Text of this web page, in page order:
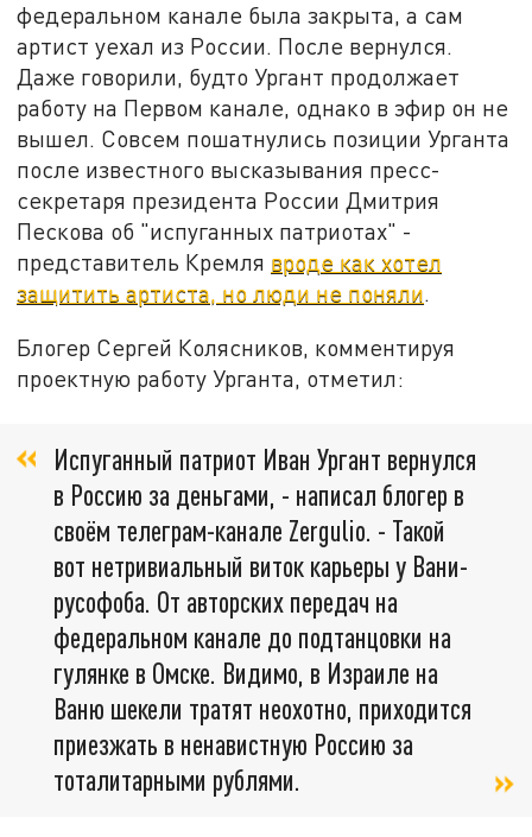
федеральном канале была закрыта, а сам
артист уехал из России. После вернулся.
Даже говорили, будто Ургант продолжает
работу на Первом канале, однако в эфир он не
вышел. Совсем пошатнулись позиции Урганта
после известного высказывания пресс-
секретаря президента России Дмитрия
Пескова об "испуганных патриотах" -
представитель Кремля вроде как хотел
защитить артиста, но люди не поняли.
Блогер Сергей Колясников, комментируя
проектную работу Урганта, отметил:
Испуганный патриот Иван Ургант вернулся
в Россию за деньгами, - написал блогер в
своём телеграм-канале Zergulio. - Такой
вот нетривиальный виток карьеры у Вани-
русофоба. От авторских передач на
федеральном канале до подтанцовки на
гулянке в Омске. Видимо, в Израиле на
Ваню шекели тратят неохотно, приходится
приезжать в ненавистную Россию за
тоталитарными рублями.